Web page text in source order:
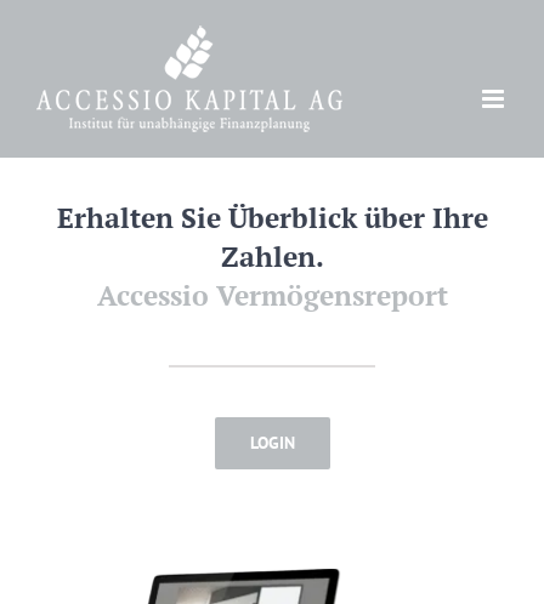
springen
Erhalten Sie Überblick über Ihre
Zahlen.
Accessio Vermögensreport
LOGIN